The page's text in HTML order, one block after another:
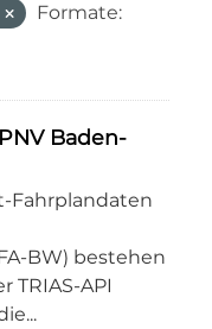
Formate:
Baden-
Fahrplandaten
BW) bestehen
TRIAS-API